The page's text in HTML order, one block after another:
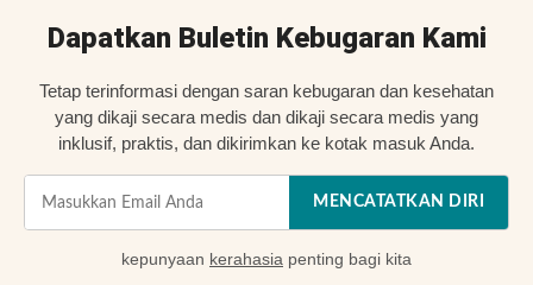
Dapatkan Buletin Kebugaran Kami
Tetap terinformasi dengan saran kebugaran dan kesehatan
yang dikaji secara medis dan dikaji secara medis yang
inklusif, praktis, dan dikirimkan ke kotak masuk Anda.
MENCATATKAN DIRI
kepunyaan kerahasia penting bagi kita